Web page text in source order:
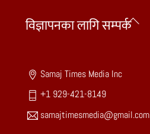
Back
विज्ञापनका लागि सम्पर्क
Samaj Times Media Inc
+1 929-421-8149
samajtimesmedia@gmail.com